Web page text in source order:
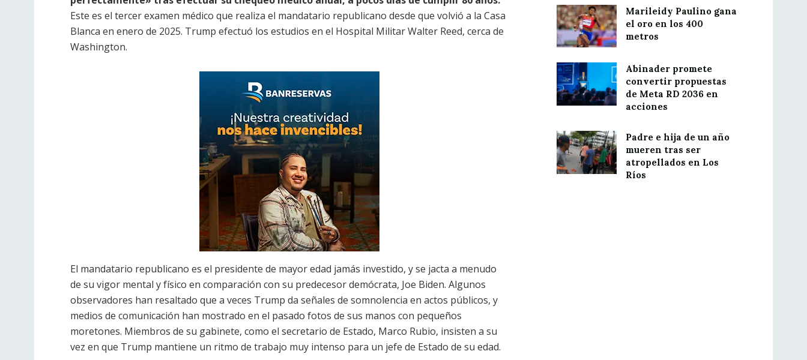
Este es el tercer examen médico que realiza el mandatario republicano desde que volvió a la Casa
Blanca en enero de 2025. Trump efectuó los estudios en el Hospital Militar Walter Reed, cerca de
Washington.
El mandatario republicano es el presidente de mayor edad jamás investido, y se jacta a menudo
de su vigor mental y físico en comparación con su predecesor demócrata, Joe Biden. Algunos
observadores han resaltado que a veces Trump da señales de somnolencia en actos públicos, y
medios de comunicación han mostrado en el pasado fotos de sus manos con pequeños
moretones. Miembros de su gabinete, como el secretario de Estado, Marco Rubio, insisten a su
vez en que Trump mantiene un ritmo de trabajo muy intenso para un jefe de Estado de su edad.
Marileidy Paulino gana
el oro en los 400
metros
Abinader promete
convertir propuestas
de Meta RD 2036 en
acciones
Padre e hija de un año
mueren tras ser
atropellados en Los
Ríos